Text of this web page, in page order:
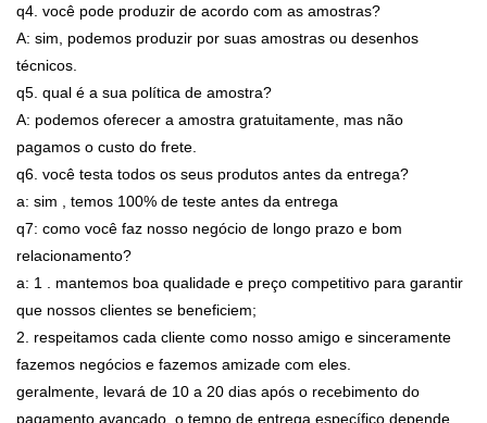
q4. você pode produzir de acordo com as amostras?
A: sim, podemos produzir por suas amostras ou desenhos
técnicos.
q5. qual é a sua política de amostra?
A: podemos oferecer a amostra gratuitamente, mas não
pagamos o custo do frete.
q6. você testa todos os seus produtos antes da entrega?
a: sim , temos 100% de teste antes da entrega
q7: como você faz nosso negócio de longo prazo e bom
relacionamento?
a: 1 . mantemos boa qualidade e preço competitivo para garantir
que nossos clientes se beneficiem;
2. respeitamos cada cliente como nosso amigo e sinceramente
fazemos negócios e fazemos amizade com eles.
geralmente, levará de 10 a 20 dias após o recebimento do
pagamento avançado. o tempo de entrega específico depende